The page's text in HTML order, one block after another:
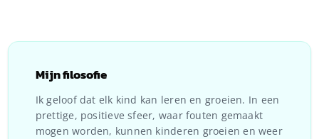
Mijn filosofie
Ik geloof dat elk kind kan leren en groeien. In een
prettige, positieve sfeer, waar fouten gemaakt
mogen worden, kunnen kinderen groeien en weer